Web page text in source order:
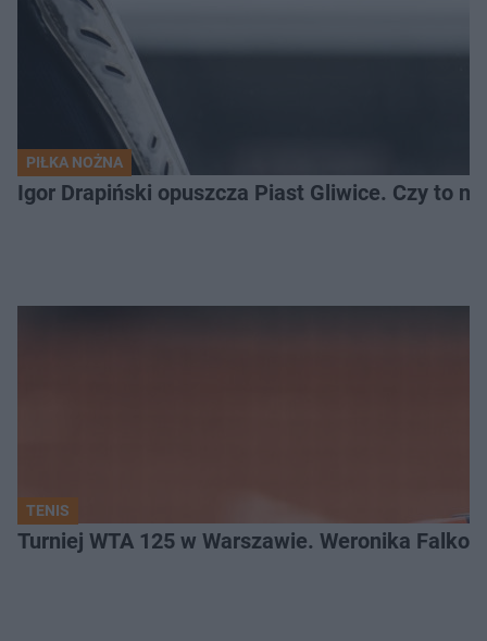
PIŁKA NOŻNA
Igor Drapiński opuszcza Piast Gliwice. Czy to
TENIS
Turniej WTA 125 w Warszawie. Weronika